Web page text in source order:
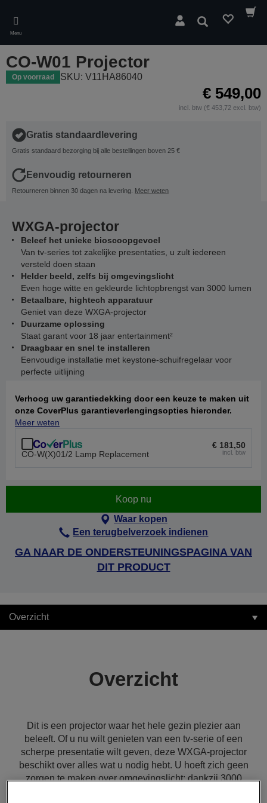
main
content
Menu
Zoeken
CO-W01 Projector
Op voorraad SKU: V11HA86040
€ 549,00
incl. btw (€ 453,72 excl. btw)
Gratis standaardlevering
Gratis standaard bezorging bij alle bestellingen boven 25 €
Eenvoudig retourneren
Retourneren binnen 30 dagen na levering. Meer weten
WXGA-projector
Beleef het unieke bioscoopgevoel
Van tv-series tot zakelijke presentaties, u zult iedereen
versteld doen staan
Helder beeld, zelfs bij omgevingslicht
Even hoge witte en gekleurde lichtopbrengst van 3000 lumen
Betaalbare, hightech apparatuur
Geniet van deze WXGA-projector
Duurzame oplossing
Staat garant voor 18 jaar entertainment²
Draagbaar en snel te installeren
Eenvoudige installatie met keystone-schuifregelaar voor
perfecte uitlijning
Verhoog uw garantiedekking door een keuze te maken uit
onze CoverPlus garantieverlengingsopties hieronder.
Meer weten
CO-W(X)01/2 Lamp Replacement
€ 181,50
incl. btw
Koop nu
Waar kopen
Een terugbelverzoek indienen
GA NAAR DE ONDERSTEUNINGSPAGINA VAN
DIT PRODUCT
Overzicht
Overzicht
Dit is een projector waar het hele gezin plezier aan
beleeft. Of u nu wilt genieten van een tv-serie of een
scherpe presentatie wilt geven, deze WXGA-projector
beschikt over alles wat u nodig hebt. U hoeft zich geen
zorgen te maken over omgevingslicht: dankzij 3000